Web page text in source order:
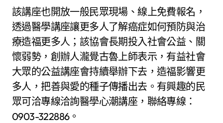
該講座也開放一般民眾現場、線上免費報名，
透過醫學講座讓更多人了解癌症如何預防與治
療造福更多人；該協會長期投入社會公益、關
懷弱勢，創辦人瀧覺古魯上師表示，有益社會
大眾的公益講座會持續舉辦下去，造福影響更
多人，把善與愛的種子傳播出去。有興趣的民
眾可洽專線洽詢醫學心潮講座，聯絡專線：
0903-322886。